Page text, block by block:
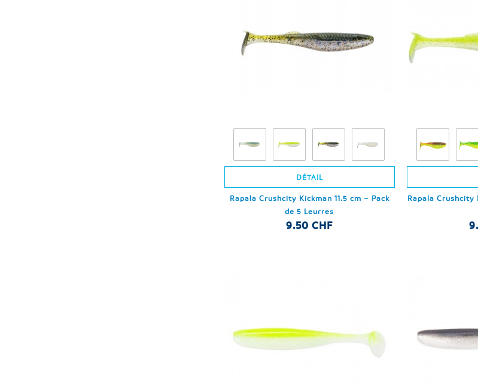
DÉTAIL
Rapala Crushcity Kickman 11.5 cm – Pack
de 5 Leurres
9.50 CHF
Rapala Crushcity